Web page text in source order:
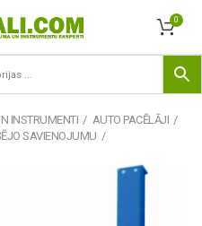
0
INSTRUMENTI
AUTO PACĒLĀJI
SAVIENOJUMU